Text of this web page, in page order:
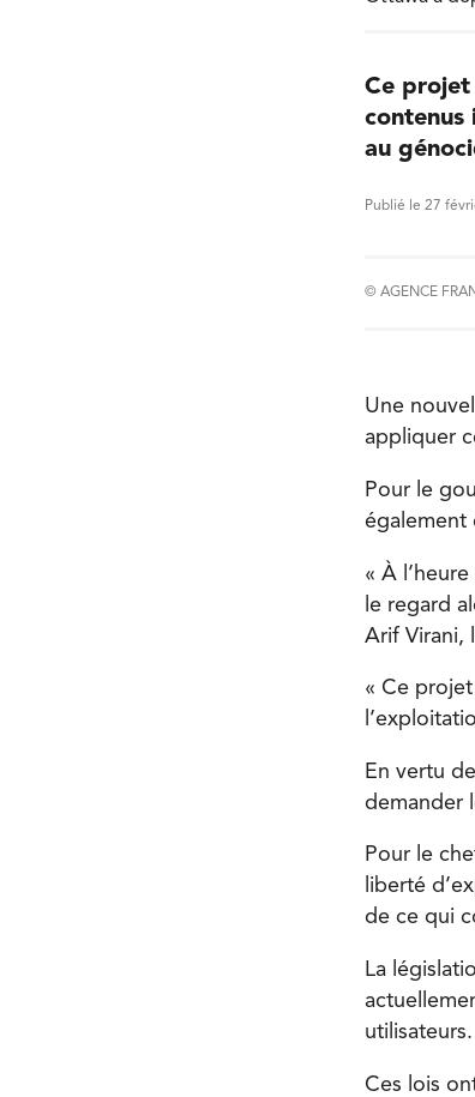
Ce projet
contenus
au
Publié le 27
© AGENCE
Une
appliquer
Pour le
également
« À
le regard
Arif Virani,
« Ce
En vertu
demander
Pour le
liberté
de ce qui
La
utilisateurs.
Ces lois